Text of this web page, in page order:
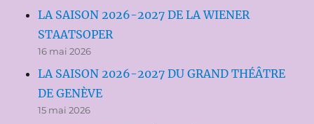
LA SAISON 2026-2027 DE LA WIENER
STAATSOPER
16 mai 2026
LA SAISON 2026-2027 DU GRAND THÉÂTRE
DE GENÈVE
15 mai 2026